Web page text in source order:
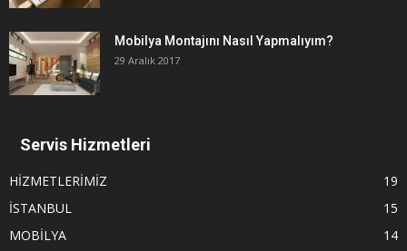
Mobilya Montajını Nasıl Yapmalıyım?
29 Aralık 2017
Servis Hizmetleri
HİZMETLERİMİZ
19
İSTANBUL
15
MOBİLYA
14